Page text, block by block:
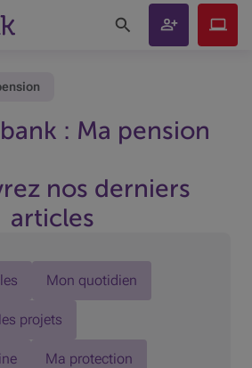
: Ma pension
nos derniers
articles
Mon quotidien
projets
Ma protection